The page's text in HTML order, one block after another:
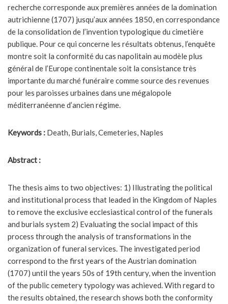
recherche corresponde aux premières années de la domination
autrichienne (1707) jusqu’aux années 1850, en correspondance
de la consolidation de l’invention typologique du cimetière
publique. Pour ce qui concerne les résultats obtenus, l’enquête
montre soit la conformité du cas napolitain au modèle plus
général de l’Europe continentale soit la consistance très
importante du marché funéraire comme source des revenues
pour les paroisses urbaines dans une mégalopole
méditerranéenne d’ancien régime.
Keywords : Death, Burials, Cemeteries, Naples
Abstract :
The thesis aims to two objectives: 1) Illustrating the political
and institutional process that leaded in the Kingdom of Naples
to remove the exclusive ecclesiastical control of the funerals
and burials system 2) Evaluating the social impact of this
process through the analysis of transformations in the
organization of funeral services. The investigated period
correspond to the first years of the Austrian domination
(1707) until the years 50s of 19th century, when the invention
of the public cemetery typology was achieved. With regard to
the results obtained, the research shows both the conformity